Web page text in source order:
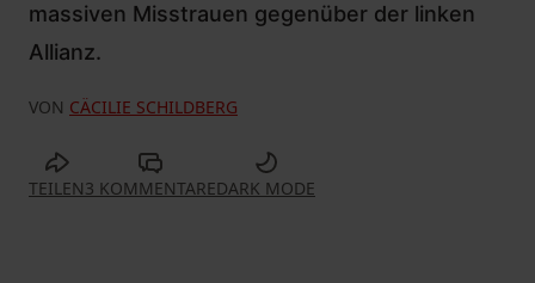
massiven Misstrauen gegenüber der linken
Allianz.
VON CÄCILIE SCHILDBERG
TEILEN3 KOMMENTAREDARK MODE